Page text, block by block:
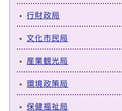
行財政局
文化市民局
産業観光局
環境政策局
保健福祉局